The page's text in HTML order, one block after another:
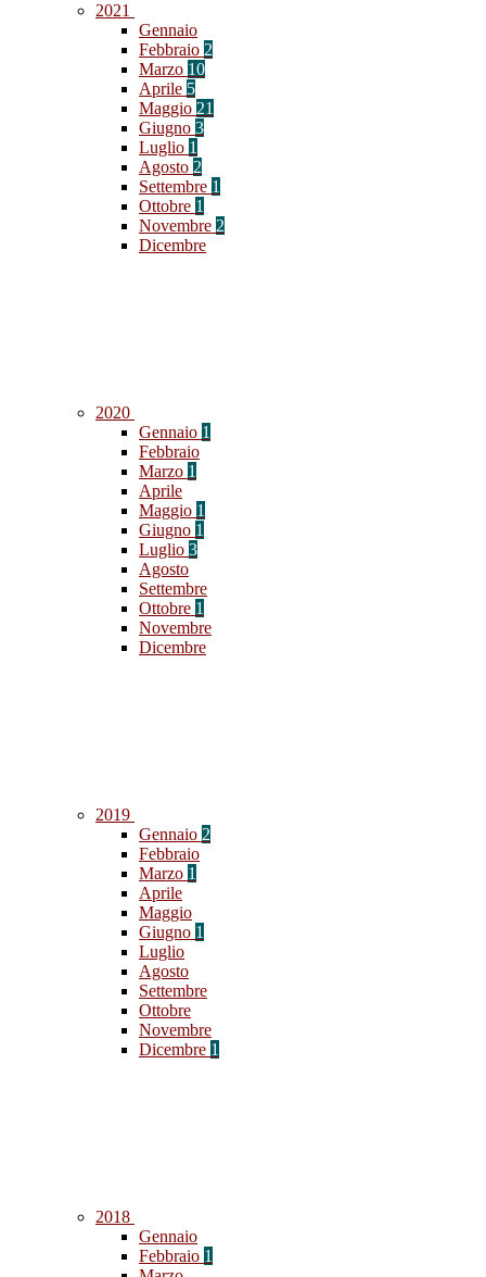
2021
Gennaio
Febbraio 2
Marzo 10
Aprile 5
Maggio 21
Giugno 3
Luglio 1
Agosto 2
Settembre 1
Ottobre 1
Novembre 2
Dicembre
2020
Gennaio 1
Febbraio
Marzo 1
Aprile
Maggio 1
Giugno 1
Luglio 3
Agosto
Settembre
Ottobre 1
Novembre
Dicembre
2019
Gennaio 2
Febbraio
Marzo 1
Aprile
Maggio
Giugno 1
Luglio
Agosto
Settembre
Ottobre
Novembre
Dicembre 1
2018
Gennaio
Febbraio 1